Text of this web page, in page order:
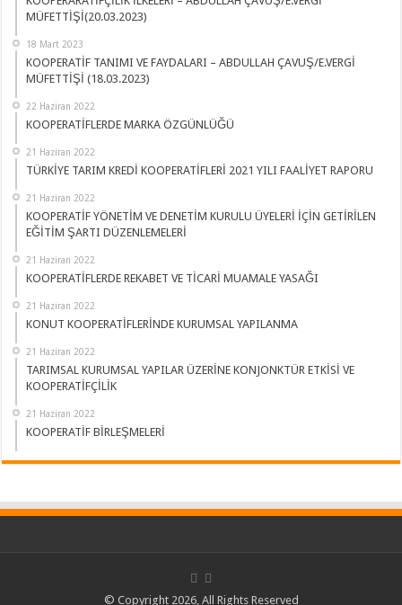
MÜFETTİŞİ(20.03.2023)
18 Mart 2023
KOOPERATİF TANIMI VE FAYDALARI – ABDULLAH ÇAVUŞ/E.VERGİ
MÜFETTİŞİ (18.03.2023)
22 Haziran 2022
KOOPERATİFLERDE MARKA ÖZGÜNLÜĞÜ
21 Haziran 2022
TÜRKİYE TARIM KREDİ KOOPERATİFLERİ 2021 YILI FAALİYET RAPORU
21 Haziran 2022
KOOPERATİF YÖNETİM VE DENETİM KURULU ÜYELERİ İÇİN GETİRİLEN
EĞİTİM ŞARTI DÜZENLEMELERİ
21 Haziran 2022
KOOPERATİFLERDE REKABET VE TİCARİ MUAMALE YASAĞI
21 Haziran 2022
KONUT KOOPERATİFLERİNDE KURUMSAL YAPILANMA
21 Haziran 2022
TARIMSAL KURUMSAL YAPILAR ÜZERİNE KONJONKTÜR ETKİSİ VE
KOOPERATİFÇİLİK
21 Haziran 2022
KOOPERATİF BİRLEŞMELERİ
© Copyright 2026, All Rights Reserved